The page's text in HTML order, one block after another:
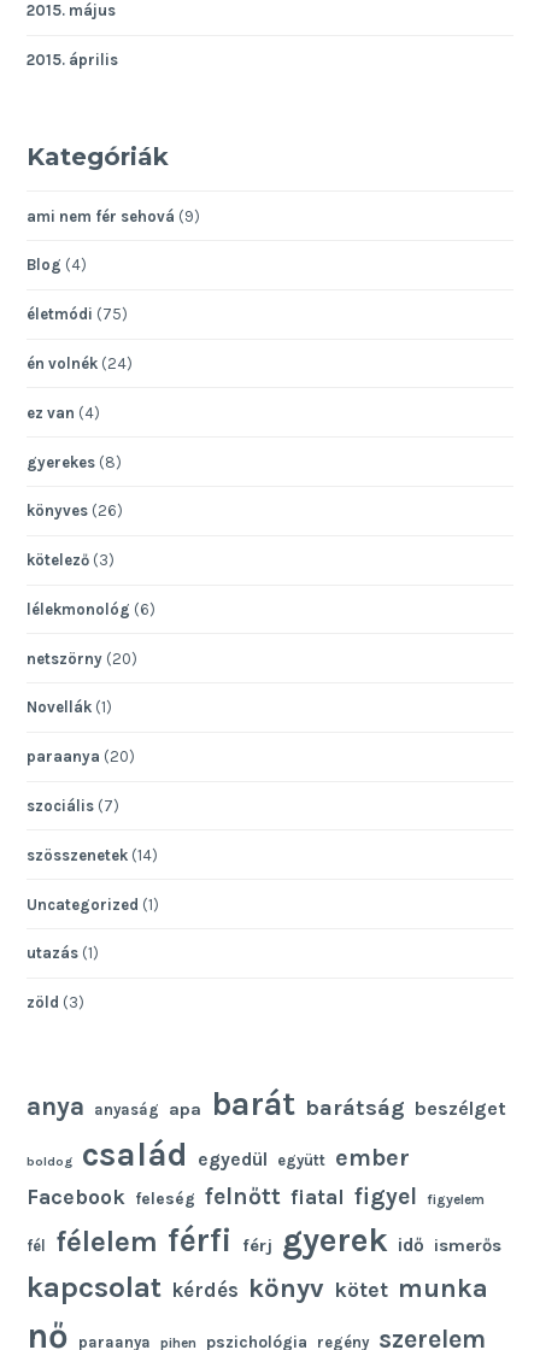
2015. május
2015. április
Kategóriák
ami nem fér sehová (9)
Blog (4)
életmódi (75)
én volnék (24)
ez van (4)
gyerekes (8)
könyves (26)
kötelező (3)
lélekmonológ (6)
netszörny (20)
Novellák (1)
paraanya (20)
szociális (7)
szösszenetek (14)
Uncategorized (1)
utazás (1)
zöld (3)
anya anyaság apa barát barátság beszélget
boldog család egyedül együtt ember
Facebook feleség felnőtt fiatal figyel figyelem
fél félelem férfi férj gyerek idő ismerős
kapcsolat kérdés könyv kötet munka
nő paraanya pihen pszichológia regény szerelem